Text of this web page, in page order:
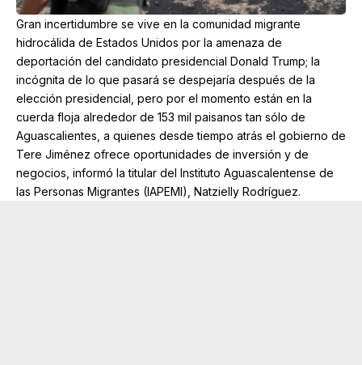
Gran incertidumbre se vive en la comunidad migrante
hidrocálida de Estados Unidos por la amenaza de
deportación del candidato presidencial Donald Trump; la
incógnita de lo que pasará se despejaría después de la
elección presidencial, pero por el momento están en la
cuerda floja alrededor de 153 mil paisanos tan sólo de
Aguascalientes, a quienes desde tiempo atrás el gobierno de
Tere Jiménez ofrece oportunidades de inversión y de
negocios, informó la titular del Instituto Aguascalentense de
las Personas Migrantes (IAPEMI), Natzielly Rodríguez.